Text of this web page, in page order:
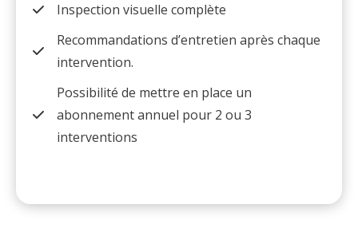
Inspection visuelle complète
Recommandations d’entretien après chaque
intervention.
Possibilité de mettre en place un
abonnement annuel pour 2 ou 3
interventions